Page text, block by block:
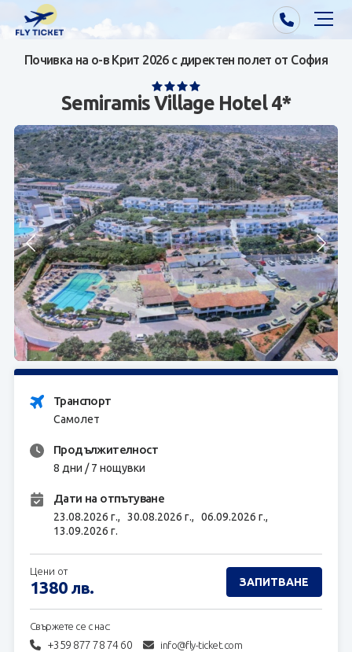
Почивки от Варна
Екзотика
Почивки от София/Пловдив/Бургас
Самолетни билети
Визи
Контакти
За нас
ЗАПИТВАНЕ
Почивка на о-в Крит 2026 с директен полет от София
Semiramis Village Hotel 4*
Транспорт
Самолет
Продължителност
8 дни / 7 нощувки
Дати на отпътуване
23.08.2026 г., 30.08.2026 г., 06.09.2026 г.,
13.09.2026 г.
Свържете се с нас:
+359 877 78 74 60 info@fly-ticket.com
Цени от
1380 лв. ЗАПИТВАНЕ